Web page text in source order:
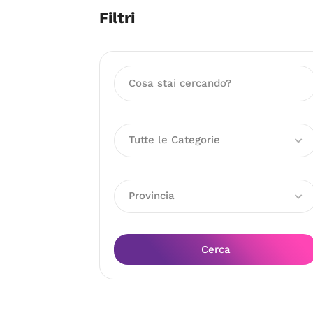
Filtri
Tutte le Categorie
Provincia
Cerca